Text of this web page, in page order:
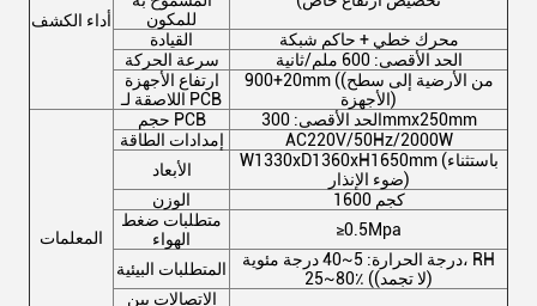
أداء الكشف
للمكون
القيادة
محرك خطي + حاكم شبكة
سرعة الحركة
الحد الأقصى: 600 ملم/ثانية
ارتفاع الأجهزة
اللاصقة لـ PCB
900+20mm ((من الأرضية إلى سطح
الأجهزة)
المعلمات
حجم PCB
الحد الأقصى: 300mmx250mm
إمدادات الطاقة
AC220V/50Hz/2000W
الأبعاد
W1330xD1360xH1650mm (باستثناء
ضوء الإنذار)
الوزن
1600 كجم
متطلبات ضغط
الهواء
≥0.5Mpa
المتطلبات البيئية
درجة الحرارة: 5~40 درجة مئوية، RH
25~80٪ ((لا تجمد)
الاتصالات بين